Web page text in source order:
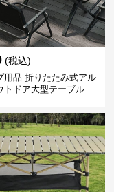
(税込)
用品 折りたたみ式アル
トドア大型テーブル